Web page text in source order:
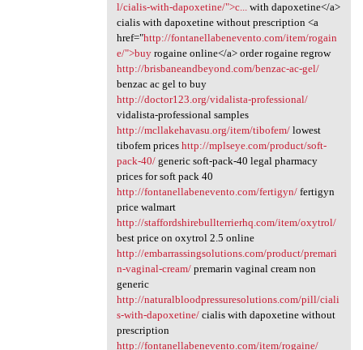
l/cialis-with-dapoxetine/">c...with dapoxetine</a>
cialis with dapoxetine without prescription <a
href="http://fontanellabenevento.com/item/rogain
e/">buyrogaine online</a> order rogaine regrow
http://brisbaneandbeyond.com/benzac-ac-gel/
benzac ac gel to buy
http://doctor123.org/vidalista-professional/
vidalista-professional samples
http://mcllakehavasu.org/item/tibofem/lowest
tibofem prices http://mplseye.com/product/soft-
pack-40/generic soft-pack-40 legal pharmacy
prices for soft pack 40
http://fontanellabenevento.com/fertigyn/fertigyn
price walmart
http://staffordshirebullterrierhq.com/item/oxytrol/
best price on oxytrol 2.5 online
http://embarrassingsolutions.com/product/premari
n-vaginal-cream/premarin vaginal cream non
generic
http://naturalbloodpressuresolutions.com/pill/ciali
s-with-dapoxetine/cialis with dapoxetine without
prescription
http://fontanellabenevento.com/item/rogaine/